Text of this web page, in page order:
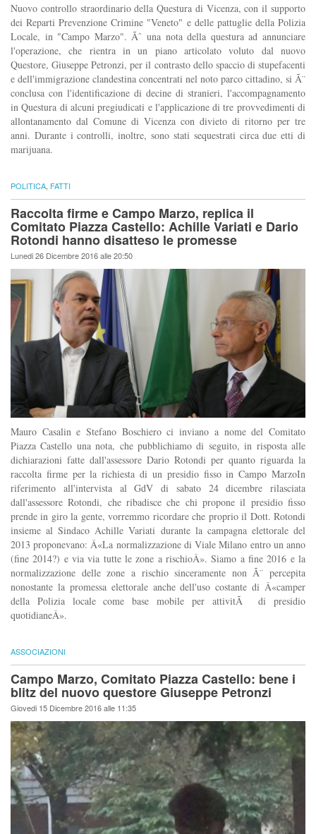
Nuovo controllo straordinario della Questura di Vicenza, con il supporto
dei Reparti Prevenzione Crimine "Veneto" e delle pattuglie della Polizia
Locale, in "Campo Marzo". Ãˆ una nota della questura ad annunciare
l'operazione, che rientra in un piano articolato voluto dal nuovo
Questore, Giuseppe Petronzi, per il contrasto dello spaccio di stupefacenti
e dell'immigrazione clandestina concentrati nel noto parco cittadino, si Ã¨
conclusa con l'identificazione di decine di stranieri, l'accompagnamento
in Questura di alcuni pregiudicati e l'applicazione di tre provvedimenti di
allontanamento dal Comune di Vicenza con divieto di ritorno per tre
anni. Durante i controlli, inoltre, sono stati sequestrati circa due etti di
marijuana.
POLITICA FATTI
Raccolta firme e Campo Marzo, replica il
Comitato Piazza Castello: Achille Variati e Dario
Rotondi hanno disatteso le promesse
Lunedi 26 Dicembre 2016 alle 20:50
Mauro Casalin e Stefano Boschiero ci inviano a nome del Comitato
Piazza Castello una nota, che pubblichiamo di seguito, in risposta alle
dichiarazioni fatte dall'assessore Dario Rotondi per quanto riguarda la
raccolta firme per la richiesta di un presidio fisso in Campo MarzoIn
riferimento all'intervista al GdV di sabato 24 dicembre rilasciata
dall'assessore Rotondi, che ribadisce che chi propone il presidio fisso
prende in giro la gente, vorremmo ricordare che proprio il Dott. Rotondi
insieme al Sindaco Achille Variati durante la campagna elettorale del
2013 proponevano: Â«La normalizzazione di Viale Milano entro un anno
(fine 2014?) e via via tutte le zone a rischioÂ». Siamo a fine 2016 e la
normalizzazione delle zone a rischio sinceramente non Ã¨ percepita
nonostante la promessa elettorale anche dell'uso costante di Â«camper
della Polizia locale come base mobile per attivitÃ di presidio
quotidianeÂ».
ASSOCIAZIONI
Campo Marzo, Comitato Piazza Castello: bene i
blitz del nuovo questore Giuseppe Petronzi
Giovedi 15 Dicembre 2016 alle 11:35